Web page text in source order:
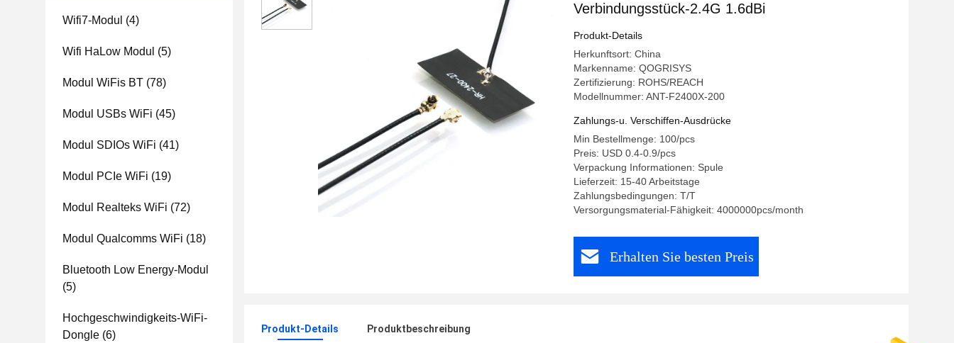
Wifi7-Modul (4)
Wifi HaLow Modul (5)
Modul WiFis BT (78)
Modul USBs WiFi (45)
Modul SDIOs WiFi (41)
Modul PCIe WiFi (19)
Modul Realteks WiFi (72)
Modul Qualcomms WiFi (18)
Bluetooth Low Energy-Modul
(5)
Hochgeschwindigkeits-WiFi-
Dongle (6)
Verbindungsstück-2.4G 1.6dBi
Produkt-Details
Herkunftsort: China
Markenname: QOGRISYS
Zertifizierung: ROHS/REACH
Modellnummer: ANT-F2400X-200
Zahlungs-u. Verschiffen-Ausdrücke
Min Bestellmenge: 100/pcs
Preis: USD 0.4-0.9/pcs
Verpackung Informationen: Spule
Lieferzeit: 15-40 Arbeitstage
Zahlungsbedingungen: T/T
Versorgungsmaterial-Fähigkeit: 4000000pcs/month
Erhalten Sie besten Preis
Produkt-Details Produktbeschreibung